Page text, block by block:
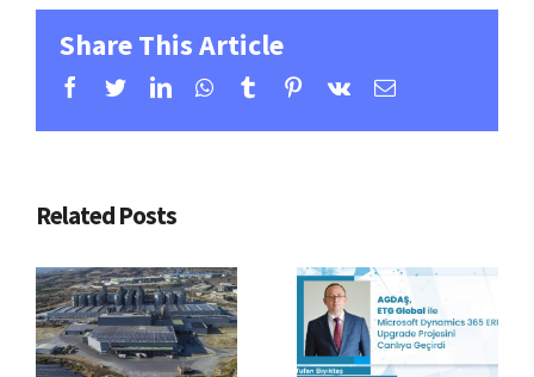
Share This Article
Facebook
TwitterLinkedinWhatsapp
TumblrPinterest
Vk Email
Related Posts